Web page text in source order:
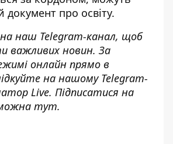
документ про освіту.
на наш Telegram-канал, щоб
важливих новин. За
онлайн прямо в
на нашому Telegram-
Live. Підписатися на
тут.